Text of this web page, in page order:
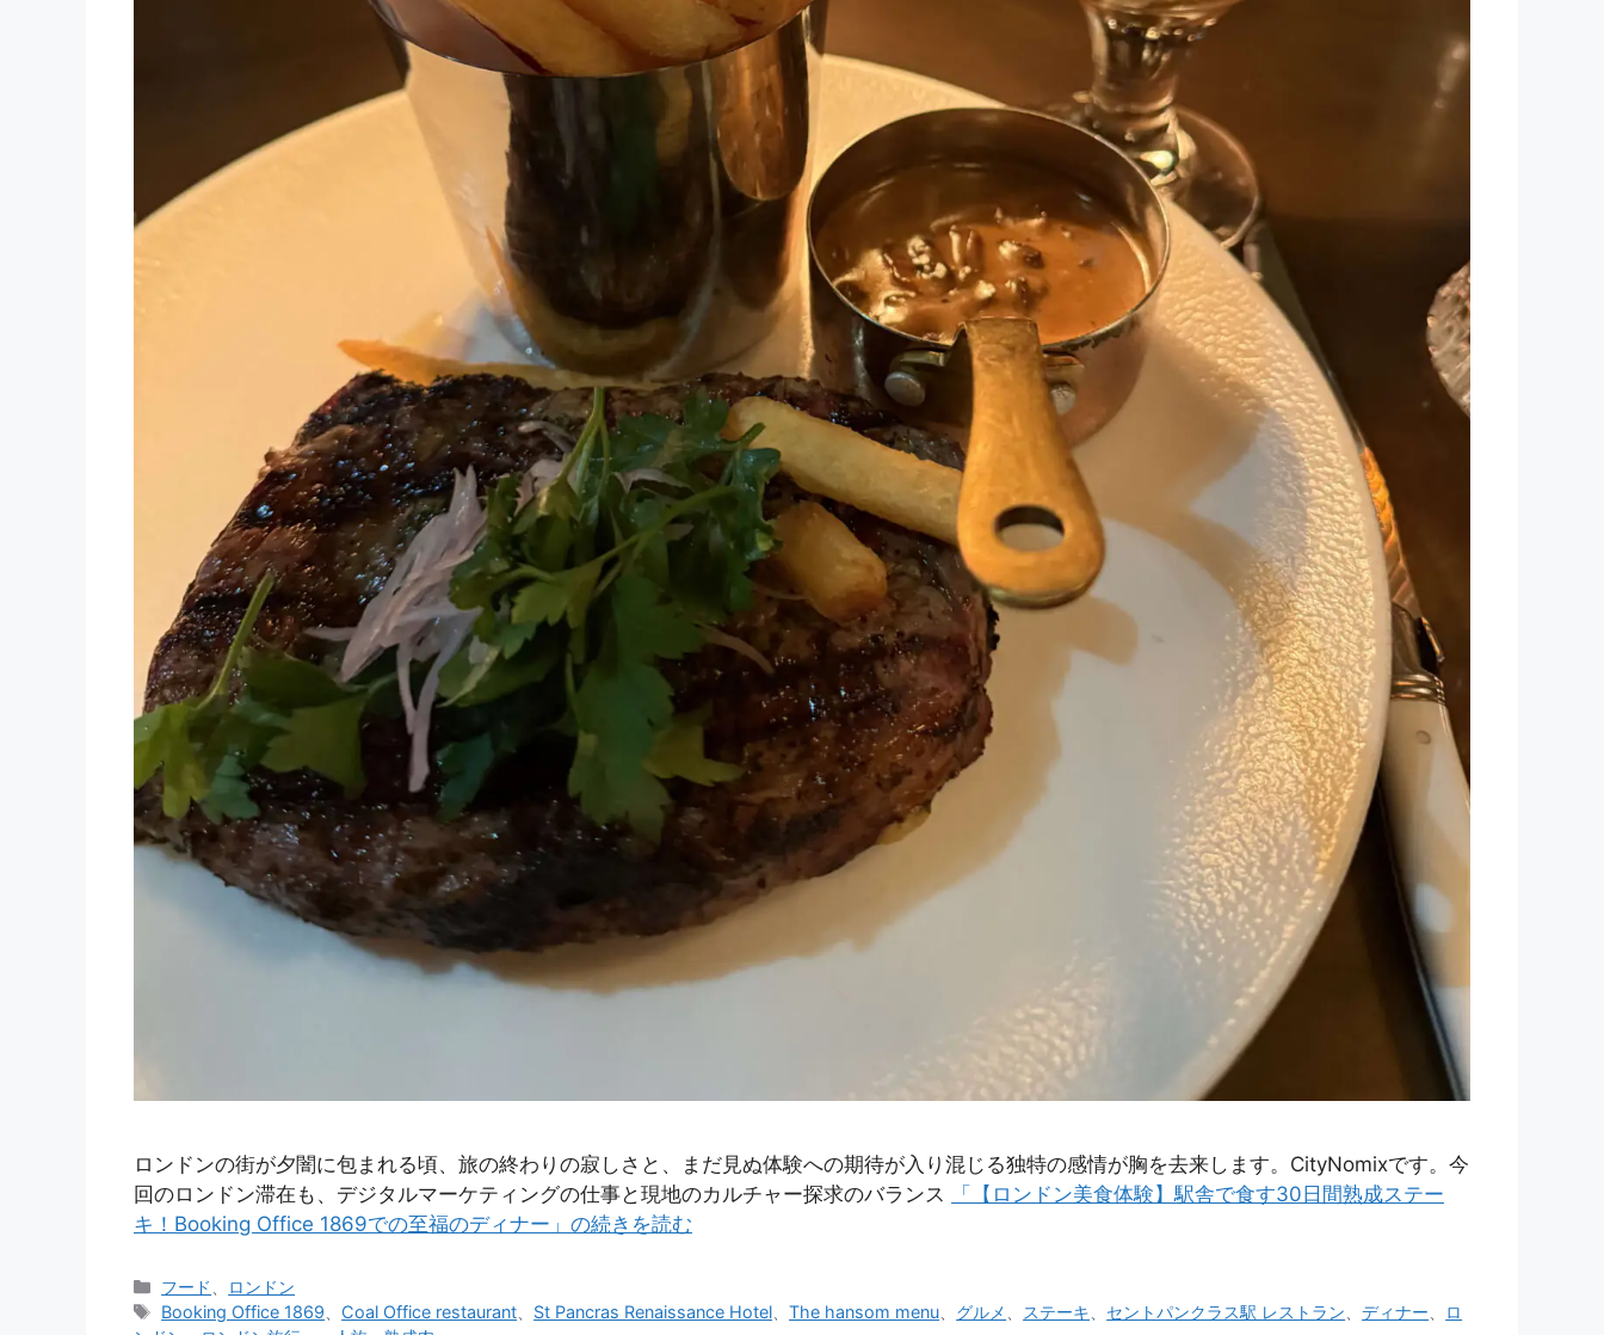
ロンドンの街が夕闇に包まれる頃、旅の終わりの寂しさと、まだ見ぬ体験への期待が入り混じる独特の感情が胸を去来します。CityNomixです。今
回のロンドン滞在も、デジタルマーケティングの仕事と現地のカルチャー探求のバランス
「【ロンドン美食体験】駅舎で食す30日間熟成ステー
キ！Booking Office 1869での至福のディナー」の続きを読む
カ
テ
フード
ロンドン
タ
Booking Office 1869 Coal Office restaurant St Pancras Renaissance Hotel 、The hansom menu グルメ ステーキ セントパンクラス駅 レストラン 、ディナー
ロ